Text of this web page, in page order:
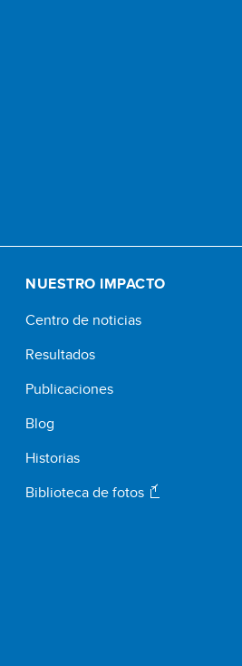
NUESTRO IMPACTO
Centro de noticias
Resultados
Publicaciones
Blog
Historias
Biblioteca de fotos